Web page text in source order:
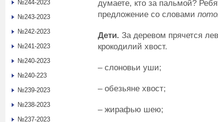
думаете, кто за пальмой?
предложение со словами
Дети. За деревом прячется
крокодилий хвост.
– слоновьи уши;
– обезьяне хвост;
– жирафью шею;
№244-2023
№243-2023
№242-2023
№241-2023
№240-2023
№240-223
№239-2023
№238-2023
№237-2023